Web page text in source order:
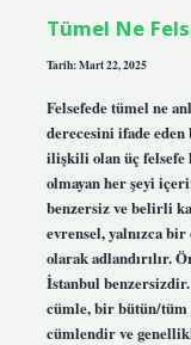
Tümel Ne
Tarih: Mart 22, 2025
Felsefede tümel ne
derecesini ifade
ilişkili olan üç felsefe
olmayan her şeyi
benzersiz ve belirli
evrensel, yalnızca
olarak adlandırılır.
İstanbul
cümle, bir bütün/tüm
cümlendir ve